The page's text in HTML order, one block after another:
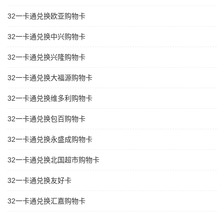
32一卡通兑换欧亚购物卡
32一卡通兑换中兴购物卡
32一卡通兑换兴隆购物卡
32一卡通兑换大福源购物卡
32一卡通兑换维多利购物卡
32一卡通兑换包百购物卡
32一卡通兑换永盛成购物卡
32一卡通兑换北国超市购物卡
32一卡通兑换友好卡
32一卡通兑换汇嘉购物卡